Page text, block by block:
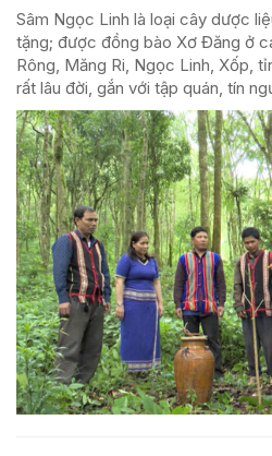
Sâm Ngọc Linh là loại cây dược
tặng; được đồng bào Xơ Đăng ở
Rông, Măng Ri, Ngọc Linh, Xốp,
rất lâu đời, gắn với tập quán, tín